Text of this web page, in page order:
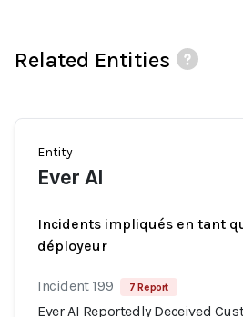
Related Entities
Entity
Ever AI
Incidents impliqués en tant
déployeur
Incident 199 7 Report
Ever AI Reportedly Deceived